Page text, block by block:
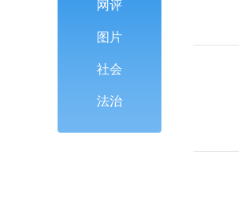
网评
图片
社会
法治